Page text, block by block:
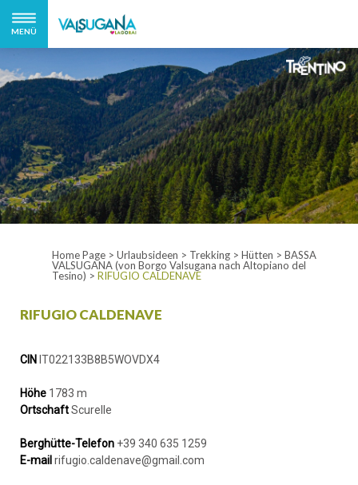
MENÜ
Home Page > Urlaubsideen > Trekking > Hütten > BASSA
VALSUGANA (von Borgo Valsugana nach Altopiano del
Tesino) > RIFUGIO CALDENAVE
RIFUGIO CALDENAVE
CIN IT022133B8B5WOVDX4
Höhe 1783 m
OrtschaftScurelle
Berghütte-Telefon +39 340 635 1259
E-mail rifugio.caldenave@gmail.com